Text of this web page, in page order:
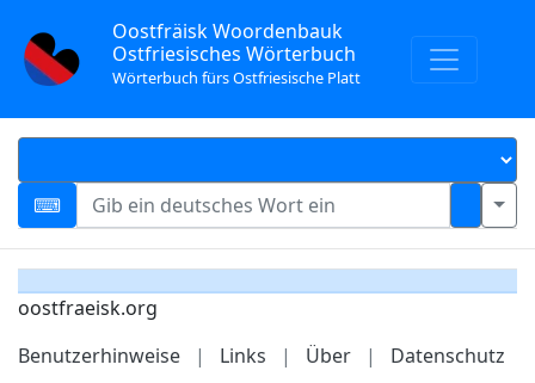
Oostfräisk Woordenbauk
Ostfriesisches Wörterbuch
Wörterbuch fürs Ostfriesische Platt
oostfraeisk.org
Benutzerhinweise
| Links | Über | Datenschutz